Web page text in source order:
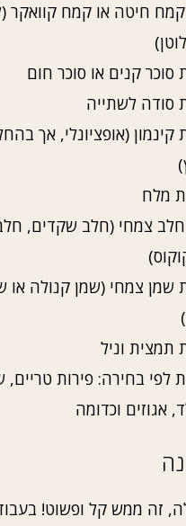
קמח חיטה או קמח קוואקר
קינמון (אופציונלי, אך
מלח
חלב צמחי (חלב שקדים,
שמן צמחי (שמן קנולה או
לפי בחירה: פירות טריים,
אגוזים וכדומה
זה ממש קל ופשוט!